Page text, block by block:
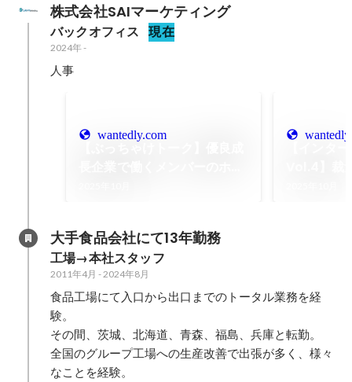
株式会社SAIマーケティング
バックオフィス 現在
2024年-
人事
wantedly.com
大手食品会社にて13年勤務
工場→本社スタッフ
2011年4月 - 2024年8月
食品工場にて入口から出口までのトータル業務を経
験。
その間、茨城、北海道、青森、福島、兵庫と転勤。
全国のグループ工場への生産改善で出張が多く、様々
なことを経験。